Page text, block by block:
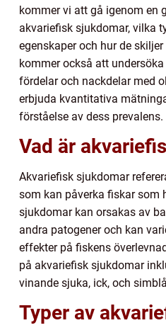
kommer vi att gå igenom en
akvariefisk sjukdomar, vilka
egenskaper och hur de
kommer också att
fördelar och nackdelar med
erbjuda kvantitativa
förståelse av dess prevalens.
Vad är
Akvariefisk sjukdomar
som kan påverka fiskar som
sjukdomar kan orsakas av
andra patogener och kan
effekter på fiskens
på akvariefisk sjukdomar
vinande sjuka, ick, och
Typer av